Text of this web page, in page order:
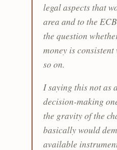
legal aspects that
area and to the
the question
money is
so on.
I saying this not as
decision-making
the gravity of the
basically would
available